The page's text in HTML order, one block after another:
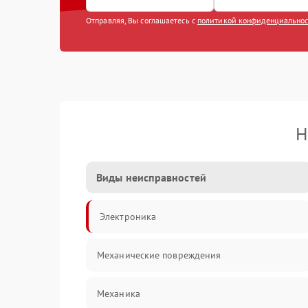
Отправляя, Вы соглашаетесь с политикой
Виды неисправностей
Электроника
Механические повреждения
Механика